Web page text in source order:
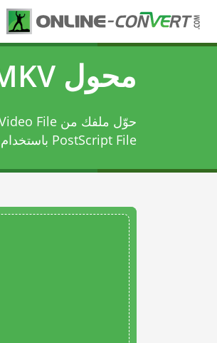
محول MKV إلى EPS
PostScript File باستخدام